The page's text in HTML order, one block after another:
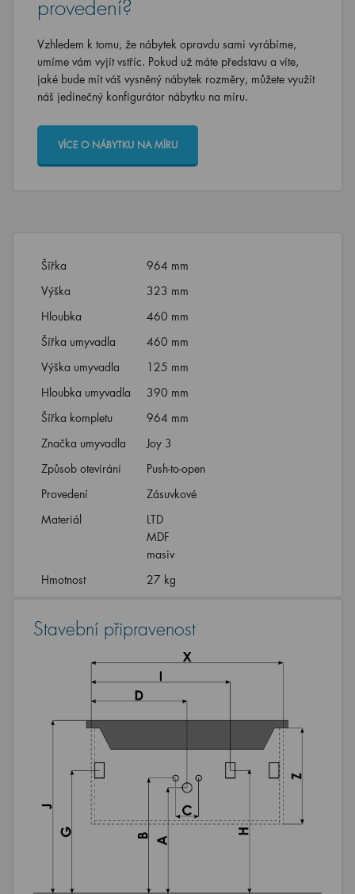
provedení?
Vzhledem k tomu, že nábytek opravdu sami vyrábíme,
umíme vám vyjít vstříc. Pokud už máte představu a víte,
jaké bude mít váš vysněný nábytek rozměry, můžete využít
náš jedinečný konfigurátor nábytku na míru.
VÍCE O NÁBYTKU NA MÍRU
Šířka
964 mm
Výška
323 mm
Hloubka
460 mm
Šířka umyvadla
460 mm
Výška umyvadla
125 mm
Hloubka umyvadla
390 mm
Šířka kompletu
964 mm
Značka umyvadla
Joy 3
Způsob otevírání
Push-to-open
Provedení
Zásuvkové
Materiál
LTD
MDF
masiv
Hmotnost
27 kg
Stavební připravenost